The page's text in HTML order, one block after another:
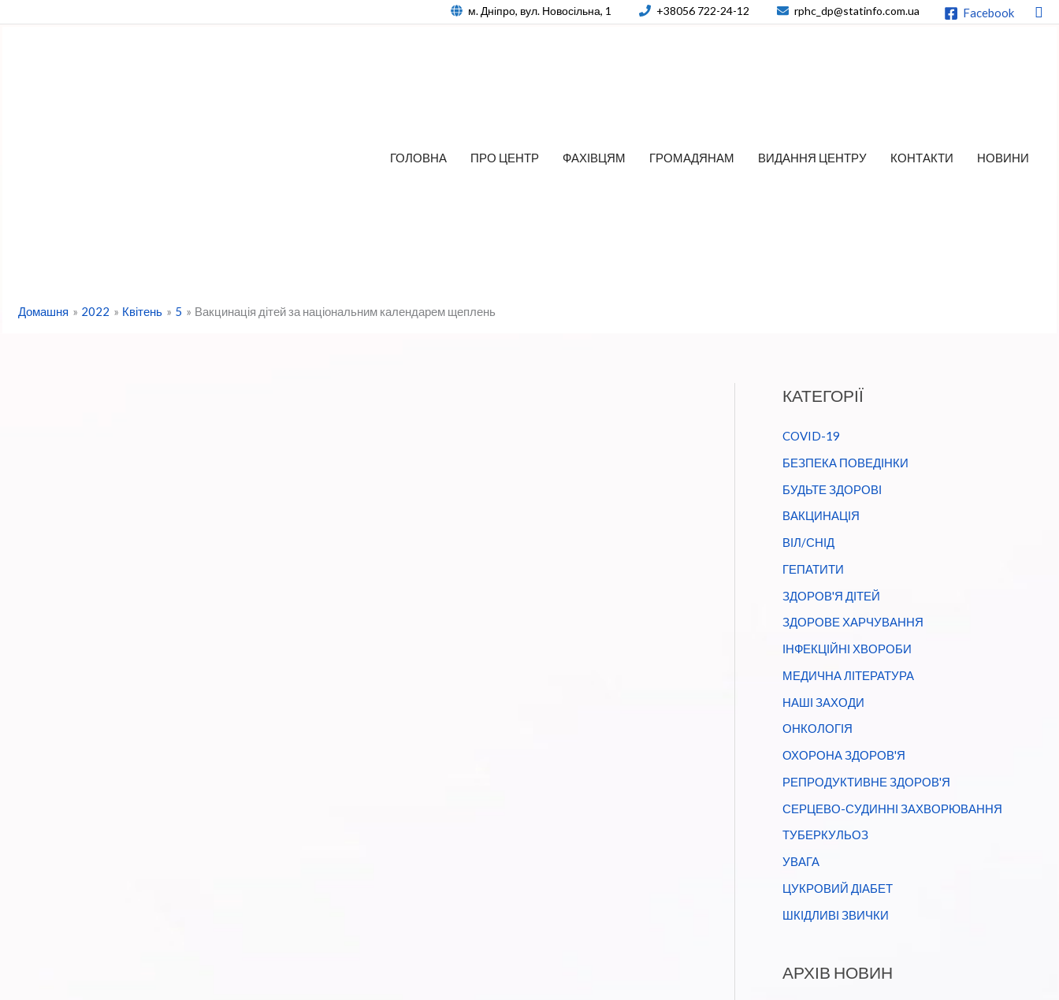
м. Дніпро, вул. Новосільна, 1 +38056 722-24-12 rphc_dp@statinfo.com.ua Facebook
ГОЛОВНА ПРО ЦЕНТР ФАХІВЦЯМ ГРОМАДЯНАМ ВИДАННЯ ЦЕНТРУ КОНТАКТИ НОВИНИ
Домашня 2022 Квітень 5 Вакцинація дітей за національним календарем щеплень
КАТЕГОРІЇ
COVID-19
БЕЗПЕКА ПОВЕДІНКИ
БУДЬТЕ ЗДОРОВІ
ВАКЦИНАЦІЯ
ВІЛ/СНІД
ГЕПАТИТИ
ЗДОРОВ'Я ДІТЕЙ
ЗДОРОВЕ ХАРЧУВАННЯ
ІНФЕКЦІЙНІ ХВОРОБИ
МЕДИЧНА ЛІТЕРАТУРА
НАШІ ЗАХОДИ
ОНКОЛОГІЯ
ОХОРОНА ЗДОРОВ'Я
РЕПРОДУКТИВНЕ ЗДОРОВ'Я
СЕРЦЕВО-СУДИННІ ЗАХВОРЮВАННЯ
ТУБЕРКУЛЬОЗ
УВАГА
ЦУКРОВИЙ ДІАБЕТ
ШКІДЛИВІ ЗВИЧКИ
АРХІВ НОВИН